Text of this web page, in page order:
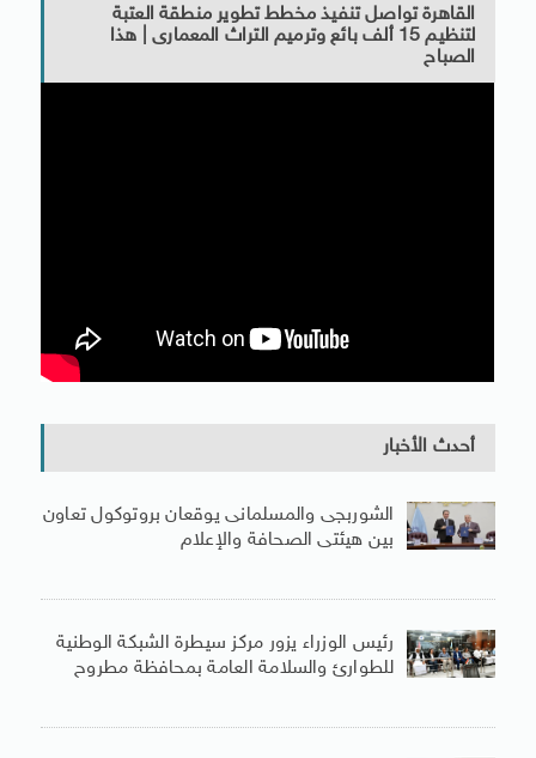
القاهرة تواصل تنفيذ مخطط تطوير منطقة العتبة
لتنظيم 15 ألف بائع وترميم التراث المعمارى | هذا
الصباح
أحدث الأخبار
الشوربجى والمسلمانى يوقعان بروتوكول تعاون
بين هيئتى الصحافة والإعلام
رئيس الوزراء يزور مركز سيطرة الشبكة الوطنية
للطوارئ والسلامة العامة بمحافظة مطروح